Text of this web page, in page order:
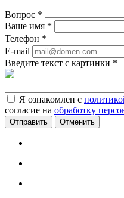
Вопрос *
Ваше имя *
Телефон *
E-mail
Введите текст с картинки *
Я ознакомлен с
согласие на обработку
Отменить